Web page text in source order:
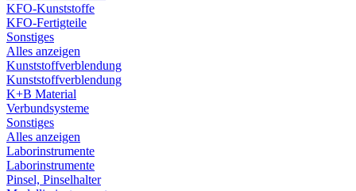
KFO-Kunststoffe
KFO-Fertigteile
Sonstiges
Alles anzeigen
Kunststoffverblendung
Kunststoffverblendung
K+B Material
Verbundsysteme
Sonstiges
Alles anzeigen
Laborinstrumente
Laborinstrumente
Pinsel, Pinselhalter